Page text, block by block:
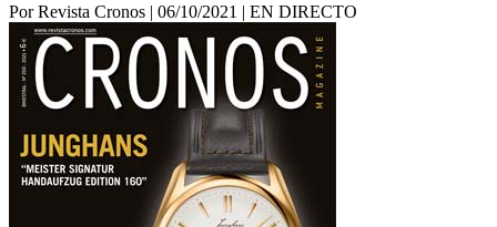
Por Revista Cronos | 06/10/2021 | EN DIRECTO